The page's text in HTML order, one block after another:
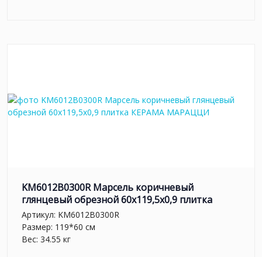
KM6012B0300R Марсель коричневый
глянцевый обрезной 60x119,5x0,9 плитка
Артикул: KM6012B0300R
Размер: 119*60 см
Вес: 34.55 кг